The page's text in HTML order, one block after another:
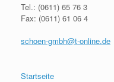
Tel.: (0611) 65 76 3
Fax: (0611) 61 06 4
schoen-gmbh@t-online.de
Startseite